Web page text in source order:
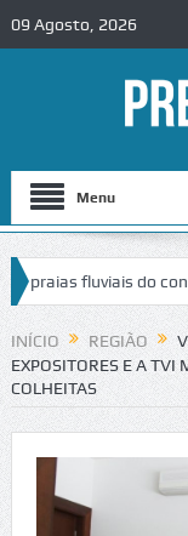
09 Agosto, 2026
Menu
fluviais do concelho
INÍCIO REGIÃO
EXPOSITORES E A TVI
COLHEITAS